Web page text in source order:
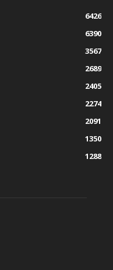
6426
6390
3567
2689
2405
2274
2091
1350
1288